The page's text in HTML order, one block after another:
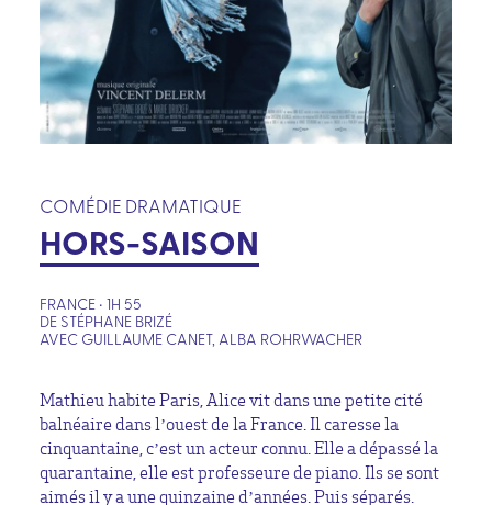
COMÉDIE DRAMATIQUE
HORS-SAISON
FRANCE • 1H 55
DE STÉPHANE BRIZÉ
AVEC GUILLAUME CANET, ALBA ROHRWACHER
Mathieu habite Paris, Alice vit dans une petite cité
balnéaire dans l’ouest de la France. Il caresse la
cinquantaine, c’est un acteur connu. Elle a dépassé la
quarantaine, elle est professeure de piano. Ils se sont
aimés il y a une quinzaine d’années. Puis séparés.